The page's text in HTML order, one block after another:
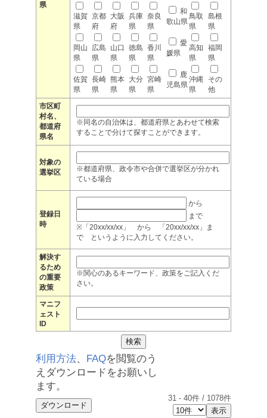
県
滋賀
県
京都
府
大阪
府
兵庫
県
奈良
県
和
歌山県
鳥取
県
島根
県
岡山
県
広島
県
山口
県
徳島
県
香川
県
愛
媛県
高知
県
福岡
県
佐賀
県
長崎
県
熊本
県
大分
県
宮崎
県
鹿
児島県
沖縄
県
その
他
市区町
村名、
都道府
県名
※同名の自治体は、都道府県とあわせて検索
することで分けて探すことができます。
対象の
選挙区
※都道府県、政令市や合併で選挙区が分かれ
ている場合
登録日
時
から
まで
※「20xx/xx/xx」 から 「20xx/xx/xx」ま
で というように入力してください。
解決す
るため
の重要
政策
※関心のあるキーワード、政策をご記入くだ
さい。
マニフ
ェスト
ID
利用方法、 FAQを閲覧のう
えダウンロードをお願いし
ます。
31 - 40件 / 1078件